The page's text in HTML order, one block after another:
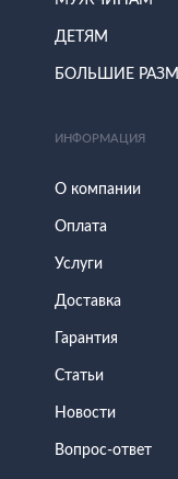
ДЕТЯМ
БОЛЬШИЕ
ИНФОРМАЦИЯ
О компании
Оплата
Услуги
Доставка
Гарантия
Статьи
Новости
Вопрос-ответ